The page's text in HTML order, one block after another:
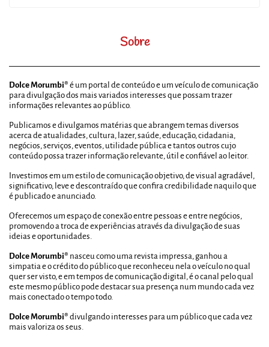
Sobre
Dolce Morumbi® é um portal de conteúdo e um veículo de comunicação
para divulgação dos mais variados interesses que possam trazer
informações relevantes ao público.
Publicamos e divulgamos matérias que abrangem temas diversos
acerca de atualidades, cultura, lazer, saúde, educação, cidadania,
negócios, serviços, eventos, utilidade pública e tantos outros cujo
conteúdo possa trazer informação relevante, útil e confiável ao leitor.
Investimos em um estilo de comunicação objetivo, de visual agradável,
significativo, leve e descontraído que confira credibilidade naquilo que
é publicado e anunciado.
Oferecemos um espaço de conexão entre pessoas e entre negócios,
promovendo a troca de experiências através da divulgação de suas
ideias e oportunidades.
Dolce Morumbi® nasceu como uma revista impressa, ganhou a
simpatia e o crédito do público que reconheceu nela o veículo no qual
quer ser visto, e em tempos de comunicação digital, é o canal pelo qual
este mesmo público pode destacar sua presença num mundo cada vez
mais conectado o tempo todo.
Dolce Morumbi® divulgando interesses para um público que cada vez
mais valoriza os seus.